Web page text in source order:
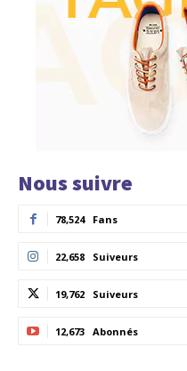
Nous suivre
78,524 Fans
22,658 Suiveurs
19,762 Suiveurs
12,673 Abonnés